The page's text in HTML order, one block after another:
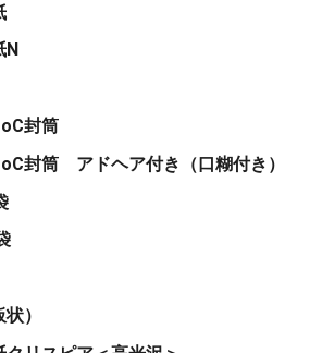
封筒
封筒 アドヘア付き（口糊付き）
）